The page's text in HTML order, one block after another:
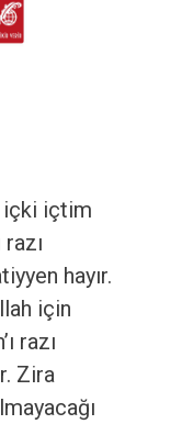
içki içtim
hayır.
için
razı
Zira